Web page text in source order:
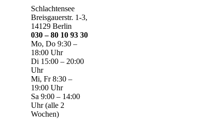
Schlachtensee
Breisgauerstr. 1-3,
14129 Berlin
030 – 80 10 93 30
Mo, Do 9:30 –
18:00 Uhr
Di 15:00 – 20:00
Uhr
Mi, Fr 8:30 –
19:00 Uhr
Sa 9:00 – 14:00
Uhr (alle 2
Wochen)